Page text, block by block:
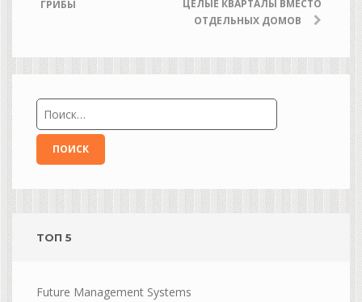
ГРИБЫ
ЦЕЛЫЕ КВАРТАЛЫ ВМЕСТО
ОТДЕЛЬНЫХ ДОМОВ
ТОП 5
Future Management Systems